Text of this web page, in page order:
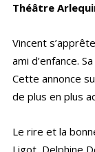
Théâtre
Vincent
ami d’enfance.
Cette annonce
de plus en plus
Le rire et la
Ligot, Delphine